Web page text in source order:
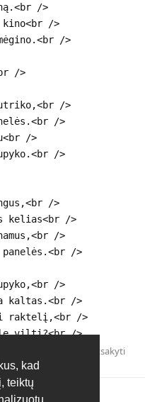
kad
teiktų
/>
/>
/>
/>
/>
/>
/>
/>
/>
kelias<br />
/>
/>
/>
kaltas.<br />
raktelį,<br />
viltį?<br />
Atsakyti